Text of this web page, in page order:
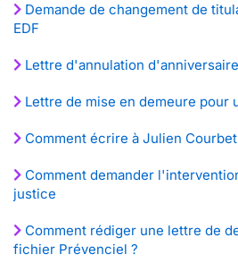
Demande de changement de
EDF
Lettre d'annulation
Lettre de mise en demeure pour
Comment écrire à Julien
Comment demander
justice
Comment rédiger une lettre de
fichier Prévenciel ?